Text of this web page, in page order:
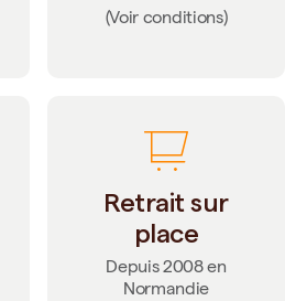
(Voir conditions)
Retrait sur
place
Depuis 2008 en
Normandie